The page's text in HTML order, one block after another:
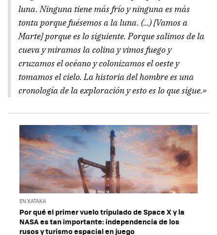
luna. Ninguna tiene más frío y ninguna es más
tonta porque fuésemos a la luna. (...) [Vamos a
Marte] porque es lo siguiente. Porque salimos de la
cueva y miramos la colina y vimos fuego y
cruzamos el océano y colonizamos el oeste y
tomamos el cielo. La historia del hombre es una
cronología de la exploración y esto es lo que sigue.»
EN XATAKA
Por qué el primer vuelo tripulado de Space X y la
NASA es tan importante: independencia de los
rusos y turismo espacial en juego